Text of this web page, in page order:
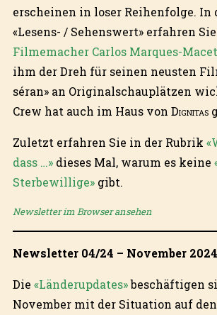
erscheinen in loser Reihenfolge. In
«Lesens- / Sehenswert» erfahren
Filmemacher Carlos Marques-Macet
ihm der Dreh für seinen neusten
séran» an Originalschauplätzen
Crew hat auch im Haus von Dignitas
Zuletzt erfahren Sie in der Rubrik
dass …»dieses Mal, warum es keine
Sterbewillige»gibt.
Newsletter im Browser ansehen
Newsletter 04/24 – November 2024
Die «Länderupdates»beschäftigen
November mit der Situation auf